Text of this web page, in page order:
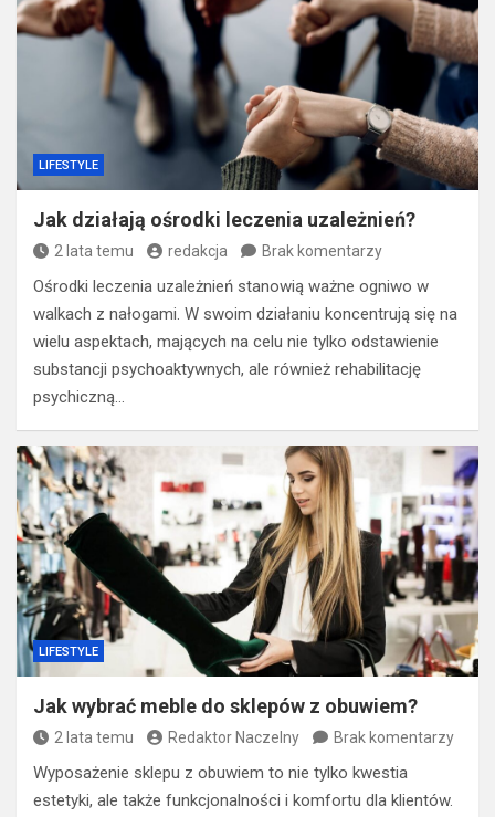
LIFESTYLE
Jak działają ośrodki leczenia uzależnień?
2 lata temu redakcja Brak komentarzy
Ośrodki leczenia uzależnień stanowią ważne ogniwo w
walkach z nałogami. W swoim działaniu koncentrują się na
wielu aspektach, mających na celu nie tylko odstawienie
substancji psychoaktywnych, ale również rehabilitację
psychiczną…
LIFESTYLE
Jak wybrać meble do sklepów z obuwiem?
2 lata temu Redaktor Naczelny Brak komentarzy
Wyposażenie sklepu z obuwiem to nie tylko kwestia
estetyki, ale także funkcjonalności i komfortu dla klientów.